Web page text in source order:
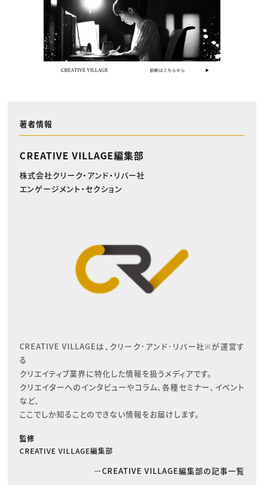
著者情報
CREATIVE VILLAGE編集部
株式会社クリーク・アンド・リバー社
エンゲージメント・セクション
CREATIVE VILLAGEは、クリーク･アンド･リバー社※が運営す
る
クリエイティブ業界に特化した情報を扱うメディアです。
クリエイターへのインタビューやコラム、各種セミナー、イベント
など、
ここでしか知ることのできない情報をお届けします。
監修
CREATIVE VILLAGE編集部
CREATIVE VILLAGE編集部の記事一覧